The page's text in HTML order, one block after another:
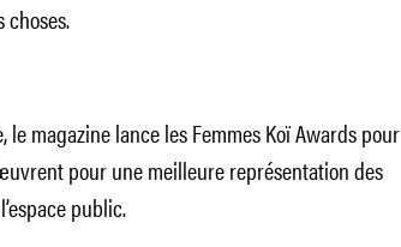
magazine lance les Femmes Koï Awards pour
pour une meilleure représentation des
public.